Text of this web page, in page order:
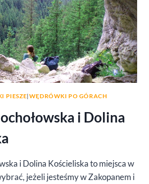
PIESZE|WĘDRÓWKI PO GÓRACH
i Dolina
i Dolina Kościeliska to miejsca w
jeżeli jesteśmy w Zakopanem i